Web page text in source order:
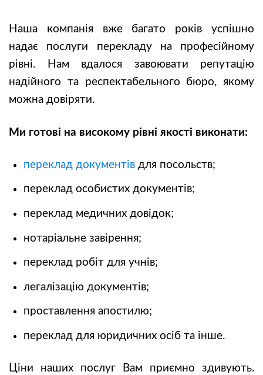
Наша компанія вже багато років успішно
надає послуги перекладу на професійному
рівні. Нам вдалося завоювати репутацію
надійного та респектабельного бюро, якому
можна довіряти.
Ми готові на високому рівні якості виконати:
переклад документів для посольств;
переклад особистих документів;
переклад медичних довідок;
нотаріальне завірення;
переклад робіт для учнів;
легалізацію документів;
проставлення апостилю;
переклад для юридичних осіб та інше.
Ціни наших послуг Вам приємно здивують.